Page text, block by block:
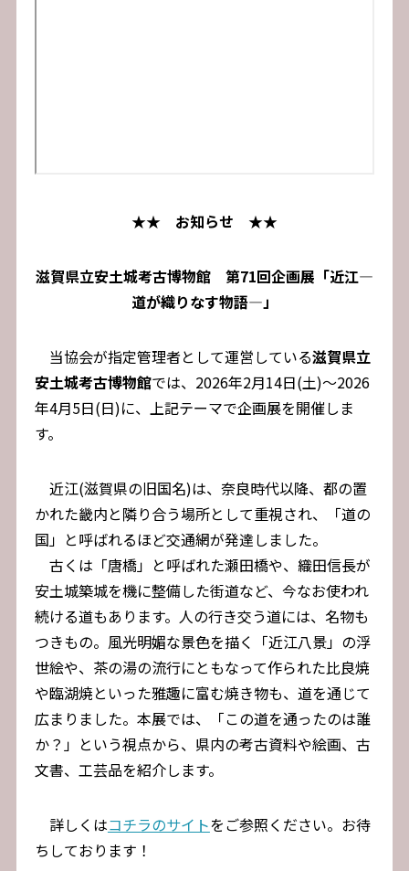
★★ お知らせ ★★
滋賀県立安土城考古博物館 第71回企画展「近江―
道が織りなす物語―」
当協会が指定管理者として運営している滋賀県立
安土城考古博物館では、2026年2月14日(土)～2026
年4月5日(日)に、上記テーマで企画展を開催しま
す。
近江(滋賀県の旧国名)は、奈良時代以降、都の置
かれた畿内と隣り合う場所として重視され、「道の
国」と呼ばれるほど交通網が発達しました。
古くは「唐橋」と呼ばれた瀬田橋や、織田信長が
安土城築城を機に整備した街道など、今なお使われ
続ける道もあります。人の行き交う道には、名物も
つきもの。風光明媚な景色を描く「近江八景」の浮
世絵や、茶の湯の流行にともなって作られた比良焼
や臨湖焼といった雅趣に富む焼き物も、道を通じて
広まりました。本展では、「この道を通ったのは誰
か？」という視点から、県内の考古資料や絵画、古
文書、工芸品を紹介します。
詳しくはコチラのサイトをご参照ください。お待
ちしております！